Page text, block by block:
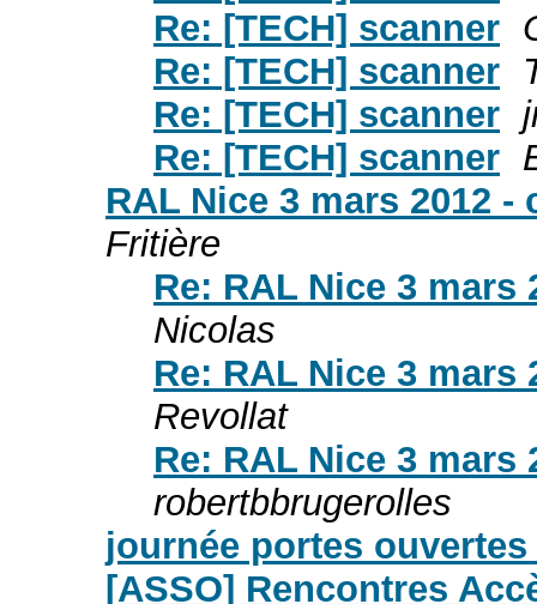
Re: [TECH] scanner
Re: [TECH] scanner
Re: [TECH] scanner
Re: [TECH] scanner
RAL Nice 3 mars 2012
Fritière
Re: RAL Nice 3 mars
Nicolas
Re: RAL Nice 3 mars
Revollat
Re: RAL Nice 3 mars
robertbbrugerolles
journée portes
[ASSO] Rencontres